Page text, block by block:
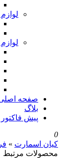
لوازم
صفحه
بلاگ
پیش
0
کیان اسمارت »
محصولات مرتبط